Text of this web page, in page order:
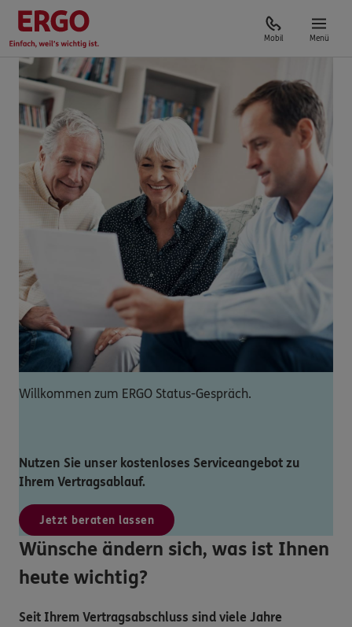
Mobil Menü
Willkommen zum ERGO Status-Gespräch.
Nutzen Sie unser kostenloses Serviceangebot zu
Ihrem Vertragsablauf.
Jetzt beraten lassen
Wünsche ändern sich, was ist Ihnen
heute wichtig?
Seit Ihrem Vertragsabschluss sind viele Jahre